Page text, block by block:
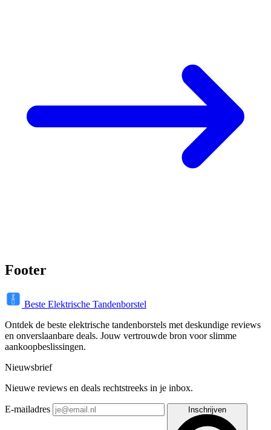
Footer
Beste Elektrische Tandenborstel
Ontdek de beste elektrische tandenborstels met deskundige reviews
en onverslaanbare deals. Jouw vertrouwde bron voor slimme
aankoopbeslissingen.
Nieuwsbrief
Nieuwe reviews en deals rechtstreeks in je inbox.
E-mailadres Inschrijven